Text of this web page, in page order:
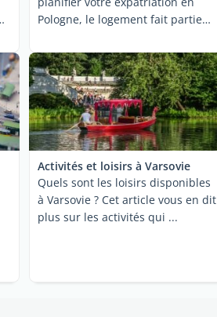
Pologne, le logement fait partie
Activités et loisirs à Varsovie
Quels sont les loisirs disponibles
à Varsovie ? Cet article vous en dit
plus sur les activités qui ...